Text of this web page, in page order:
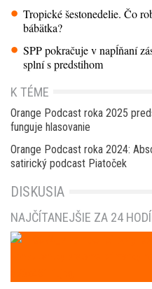
Tropické šestonedelie. Čo
bábätka?
SPP pokračuje v napĺňaní
splní s predstihom
K TÉME
Orange Podcast roka 2025
funguje hlasovanie
Orange Podcast roka 2024:
satirický podcast Piatoček
DISKUSIA
NAJČÍTANEJŠIE ZA 24